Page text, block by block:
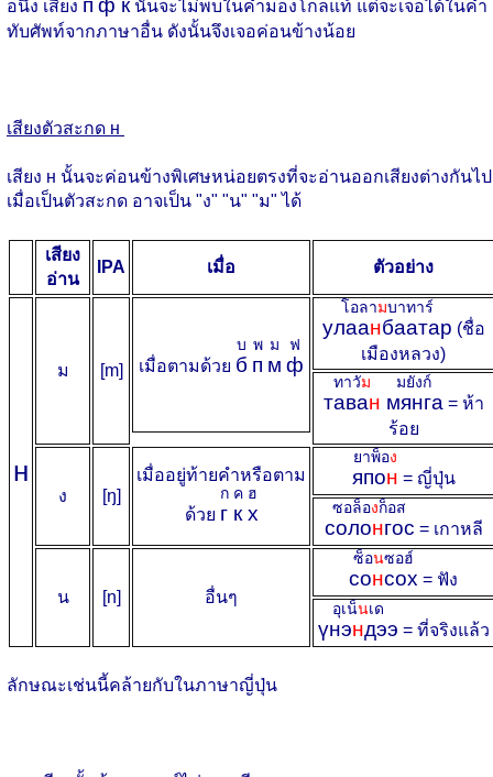
อนึ่ง เสียง п ф к นั้นจะไม่พบในคำมองโกลแท้ แต่จะเจอได้ในคำ
ทับศัพท์จากภาษาอื่น ดังนั้นจึงเจอค่อนข้างน้อย
เสียงตัวสะกด н
เสียง н นั้นจะค่อนข้างพิเศษหน่อยตรงที่จะอ่านออกเสียงต่างกันไป
เมื่อเป็นตัวสะกด อาจเป็น "ง" "น" "ม" ได้
เสียง
อ่าน
IPA เมื่อ ตัวอย่าง
н
ม [m] เมื่อตามด้วย б
บ
п
พ
м
ม
ф
ฟ
улаанбаатар
โอลามบาทาร์
(ชื่อ
เมืองหลวง)
таван мянга
ทาวัม มยังก์
= ห้า
ร้อย
ง [ŋ]
เมื่ออยู่ท้ายคำหรือตาม
ด้วย г
ก
к
ค
х
ฮ
япон
ยาพ็อง
= ญี่ปุ่น
солонгос
ซอล็องก็อส
= เกาหลี
น [n] อื่นๆ
сонсох
ซ็อนซอฮ์
= ฟัง
үнэндээ
อุเน็นเด
= ที่จริงแล้ว
ลักษณะเช่นนี้คล้ายกับในภาษาญี่ปุ่น